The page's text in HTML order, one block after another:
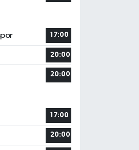
17:00
20:00
20:00
17:00
20:00